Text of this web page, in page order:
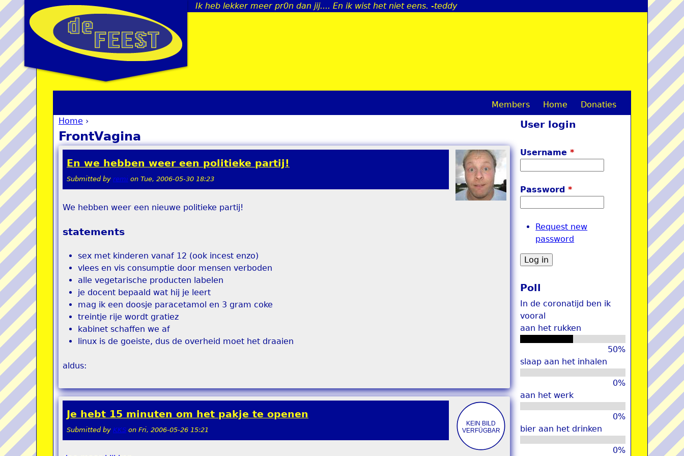
Jump to navigation
Ik heb lekker meer pr0n dan jij.... En ik wist het niet eens. -teddy
You are here
Home ›
FrontVagina
En we hebben weer een politieke partij!
Submitted by remi on Tue, 2006-05-30 18:23
We hebben weer een nieuwe politieke partij!
statements
sex met kinderen vanaf 12 (ook incest enzo)
vlees en vis consumptie door mensen verboden
alle vegetarische producten labelen
je docent bepaald wat hij je leert
mag ik een doosje paracetamol en 3 gram coke
treintje rije wordt gratiez
kabinet schaffen we af
linux is de goeiste, dus de overheid moet het draaien
aldus:
Je hebt 15 minuten om het pakje te openen
Submitted by KKS on Fri, 2006-05-26 15:21
M
i
n
m
Members Home Donaties
User login
Username*
Password*
Request new
password
Poll
In de coronatijd ben ik
vooral
aan het rukken
50%
slaap aan het inhalen
0%
aan het werk
0%
bier aan het drinken
0%